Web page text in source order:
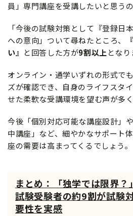
員」専門講座を受講したいと思うの
「今後の試験対策として『登録日
への意向」ついて尋ねたところ、
い』 と回答した方が9割以上 となり
オンライン・通学いずれの形式で
ズが確認でき、自身のライフスタ
せた柔軟な受講環境を望む声が多
今後「個別対応可能な講座設計」
中講座」など、細やかなサポート
座の需要は高まってくるでしょう。
まとめ：「独学では限界？
試験受験者の約9割が試験
要性を実感